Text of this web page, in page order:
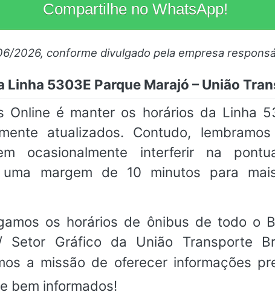
Compartilhe no WhatsApp!
2026, conforme divulgado pela empresa
Linha 5303E Parque Marajó – União
Online é manter os horários da Linha
atualizados. Contudo,
ocasionalmente interferir na
uma margem de 10 minutos para
os horários de ônibus de todo o
Gráfico da União Transporte
a missão de oferecer informações
bem informados!